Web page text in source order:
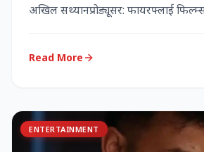
अखिल सथ्यानप्रोड्यूसर: फायरफ्लाई
Read More
ENTERTAINMENT